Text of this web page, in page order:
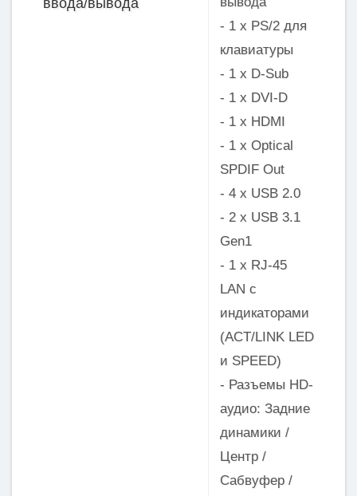
- 1 x PS/2 для
клавиатуры
- 1 x D-Sub
- 1 x DVI-D
- 1 x HDMI
- 1 x Optical
SPDIF Out
- 4 x USB 2.0
- 2 x USB 3.1
Gen1
- 1 x RJ-45
LAN с
индикаторами
(ACT/LINK LED
и SPEED)
- Разъемы HD-
аудио: Задние
динамики /
Центр /
Сабвуфер /